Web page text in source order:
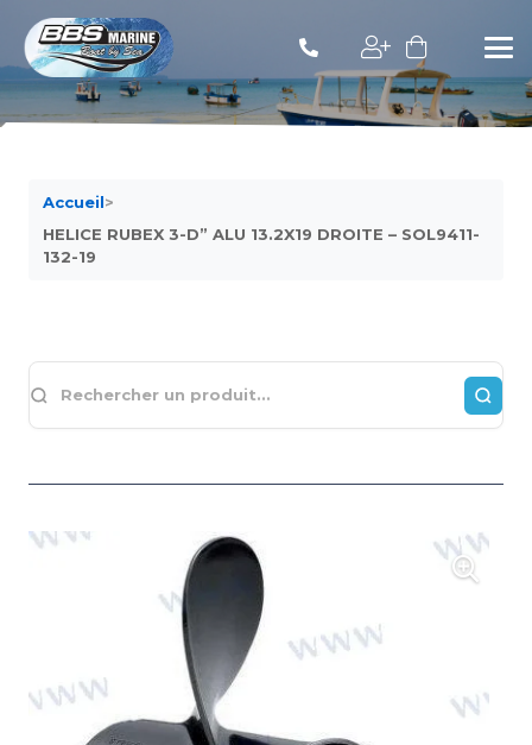
Accueil>
HELICE RUBEX 3-D” ALU 13.2X19 DROITE – SOL9411-
132-19